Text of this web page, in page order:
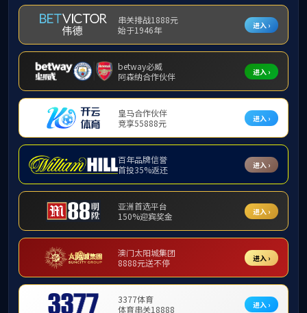
英国上市公司3
65
入学指南
教学设施
住宿条件
文体设施
餐饮服务
交通指南
365上市
间，阅览室
设施。